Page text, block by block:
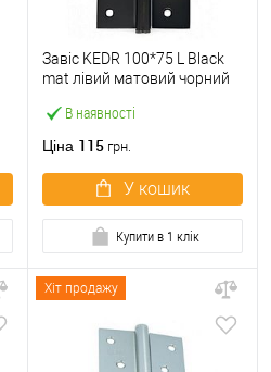
В наявності
Завіс KEDR 100*75 L Black
mat лівий матовий чорний
Ціна 115 грн.
У кошик
Купити в 1 клік
Хіт продажу